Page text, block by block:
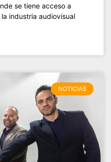
se tiene acceso a
industria audiovisual
NOTICIAS